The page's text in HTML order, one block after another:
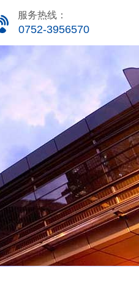
服务热线：
0752-3956570